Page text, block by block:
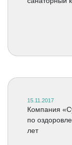
15.11.2017
Компания
по
лет